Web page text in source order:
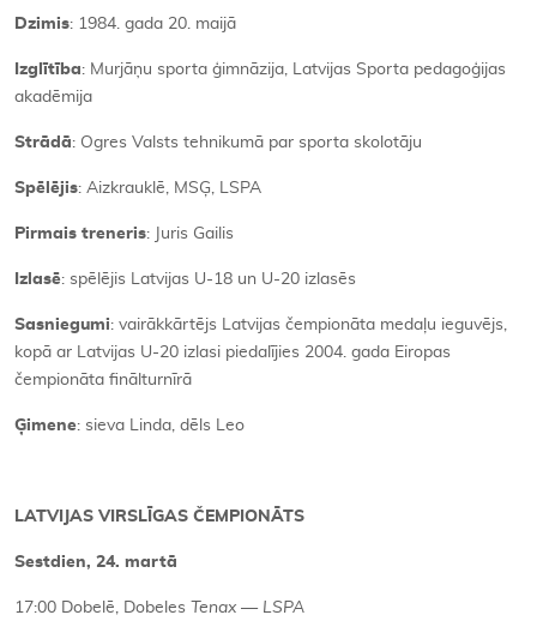
Dzimis: 1984. gada 20. maijā
Izglītība: Murjāņu sporta ģimnāzija, Latvijas Sporta pedagoģijas
akadēmija
Strādā: Ogres Valsts tehnikumā par sporta skolotāju
Spēlējis: Aizkrauklē, MSĢ, LSPA
Pirmais treneris: Juris Gailis
Izlasē: spēlējis Latvijas U-18 un U-20 izlasēs
Sasniegumi: vairākkārtējs Latvijas čempionāta medaļu ieguvējs,
kopā ar Latvijas U-20 izlasi piedalījies 2004. gada Eiropas
čempionāta finālturnīrā
Ģimene: sieva Linda, dēls Leo
LATVIJAS VIRSLĪGAS ČEMPIONĀTS
Sestdien, 24. martā
17:00 Dobelē, Dobeles Tenax — LSPA